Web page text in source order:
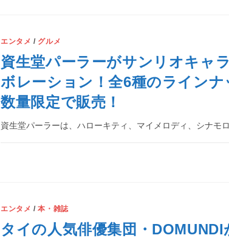
エンタメ / グルメ
資生堂パーラーがサンリオキャ
ボレーション！全6種のラインナ
数量限定で販売！
資生堂パーラーは、ハローキティ、マイメロディ、シナモ
エンタメ /本・雑誌
タイの人気俳優集団・